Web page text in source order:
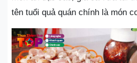
tên tuổi quả quán chính là món